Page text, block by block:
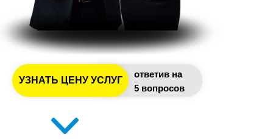
УЗНАТЬ ЦЕНУ УСЛУГ
ответив на
5 вопросов